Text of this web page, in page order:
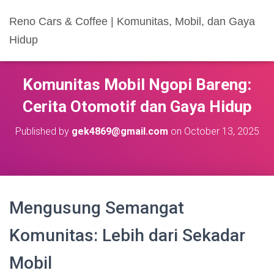
Reno Cars & Coffee | Komunitas, Mobil, dan Gaya
Hidup
Komunitas Mobil Ngopi Bareng:
Cerita Otomotif dan Gaya Hidup
Published by gek4869@gmail.com on October 13, 2025
Mengusung Semangat
Komunitas: Lebih dari Sekadar
Mobil